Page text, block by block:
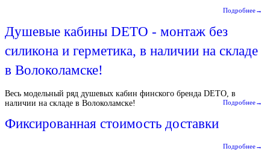
Подробнее→
Душевые кабины DETO - монтаж без
силикона и герметика, в наличии на складе
в Волоколамске!
Весь модельный ряд душевых кабин финского бренда DETO, в
наличии на складе в Волоколамске!
Подробнее→
Фиксированная стоимость доставки
Подробнее→